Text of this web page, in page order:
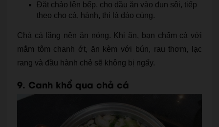
Đặt chảo lên bếp, cho dầu ăn vào đun sôi, tiếp
theo cho cá, hành, thì là đảo cùng.
Chả cá lăng nên ăn nóng. Khi ăn, bạn chấm cá với
mắm tôm chanh ớt, ăn kèm với bún, rau thơm, lạc
rang và đầu hành chẻ sẽ không bị ngấy.
9. Canh khổ qua chả cá